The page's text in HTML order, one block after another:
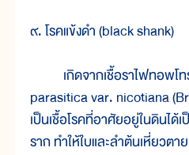
๙. โรคแข้งดำ (black shank)
เกิดจากเชื้อราไฟทอพโท
parasitica var. nicotiana
เป็นเชื้อโรคที่อาศัยอยู่ในดินได้
ราก ทำให้ใบและลำต้นเหี่ยวตาย